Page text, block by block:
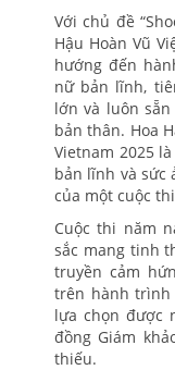
Với chủ đề
Hậu Hoàn Vũ
hướng đến
nữ bản lĩnh,
lớn và luôn
bản thân. Hoa
Vietnam 2025
bản lĩnh và sức
của một cuộc
Cuộc thi năm
sắc mang tinh
truyền cảm
trên hành trình
lựa chọn được
đồng Giám
thiếu.